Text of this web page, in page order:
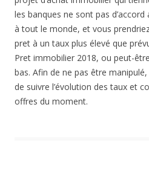
les banques ne sont pas
à tout le monde, et vous
pret à un taux plus élevé que
Pret immobilier 2018, ou peut-
bas. Afin de ne pas être
de suivre l’évolution des taux et
offres du moment.